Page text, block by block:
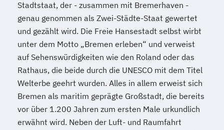
Stadtstaat, der - zusammen mit Bremerhaven -
genau genommen als Zwei-Städte-Staat gewertet
und gezählt wird. Die Freie Hansestadt selbst wirbt
unter dem Motto „Bremen erleben“ und verweist
auf Sehenswürdigkeiten wie den Roland oder das
Rathaus, die beide durch die UNESCO mit dem Titel
Welterbe geehrt wurden. Alles in allem erweist sich
Bremen als maritim geprägte Großstadt, die bereits
vor über 1.200 Jahren zum ersten Male urkundlich
erwähnt wird. Neben der Luft- und Raumfahrt